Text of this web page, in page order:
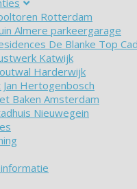
Rotterdam
Almere parkeergarage
De Blanke Top
Katwijk
Harderwijk
Jan Hertogenbosch
Baken Amsterdam
Nieuwegein